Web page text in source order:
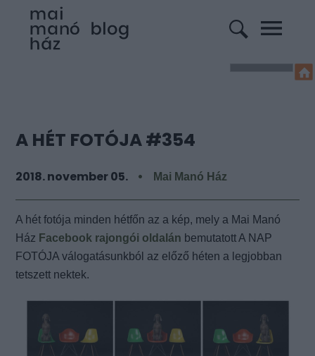
A HÉT FOTÓJA #354
2018. november 05. Mai Manó Ház
A hét fotója minden hétfőn az a kép, mely a Mai Manó
Ház Facebook rajongói oldalán bemutatott A NAP
FOTÓJA válogatásunkból az előző héten a legjobban
tetszett nektek.